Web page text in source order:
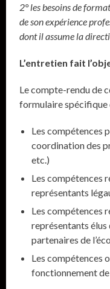
2° les besoins de
de son expérience
dont il assume la
L’entretien fait
Le compte-rendu de
formulaire spécifique
Les compétences
coordination des
etc.)
Les compétences
représentants
Les compétences
représentants élus
partenaires de
Les compétences
fonctionnement de